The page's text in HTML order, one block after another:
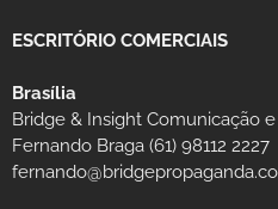
ESCRITÓRIO COMERCIAIS
Brasília
Bridge & Insight Comunicação
Fernando Braga (61) 98112 2227